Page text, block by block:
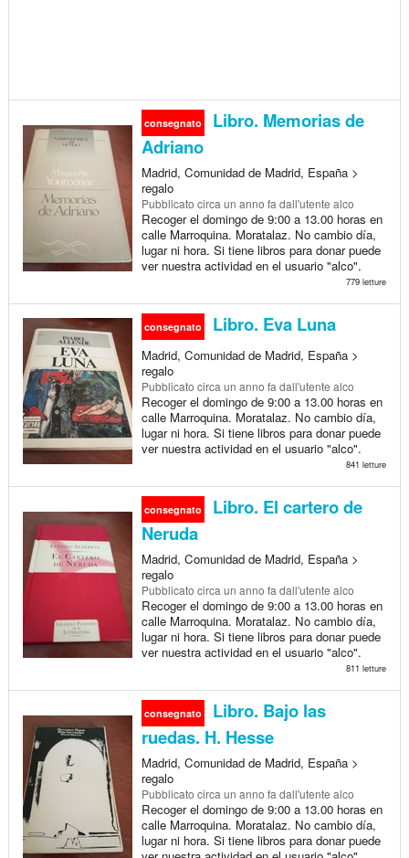
consegnato
Libro. Memorias de
Adriano
Madrid, Comunidad de Madrid, España >
regalo
Pubblicato circa un anno fa dall'utente alco
Recoger el domingo de 9:00 a 13.00 horas en
calle Marroquina. Moratalaz. No cambio día,
lugar ni hora. Si tiene libros para donar puede
ver nuestra actividad en el usuario "alco".
779 letture
consegnato Libro. Eva Luna
Madrid, Comunidad de Madrid, España >
regalo
Pubblicato circa un anno fa dall'utente alco
Recoger el domingo de 9:00 a 13.00 horas en
calle Marroquina. Moratalaz. No cambio día,
lugar ni hora. Si tiene libros para donar puede
ver nuestra actividad en el usuario "alco".
841 letture
consegnato
Libro. El cartero de
Neruda
Madrid, Comunidad de Madrid, España >
regalo
Pubblicato circa un anno fa dall'utente alco
Recoger el domingo de 9:00 a 13.00 horas en
calle Marroquina. Moratalaz. No cambio día,
lugar ni hora. Si tiene libros para donar puede
ver nuestra actividad en el usuario "alco".
811 letture
consegnato
Libro. Bajo las
ruedas. H. Hesse
Madrid, Comunidad de Madrid, España >
regalo
Pubblicato circa un anno fa dall'utente alco
Recoger el domingo de 9:00 a 13.00 horas en
calle Marroquina. Moratalaz. No cambio día,
lugar ni hora. Si tiene libros para donar puede